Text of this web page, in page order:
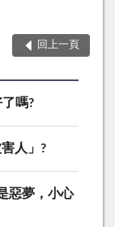
回上一頁
嗎?
人」?
惡夢，小心